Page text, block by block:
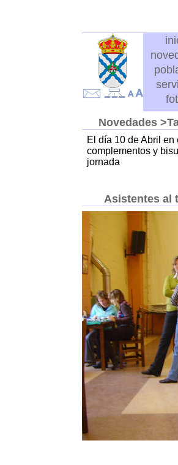
Novedades
El día 10 de Abril
complementos y
jornada
Asistentes al